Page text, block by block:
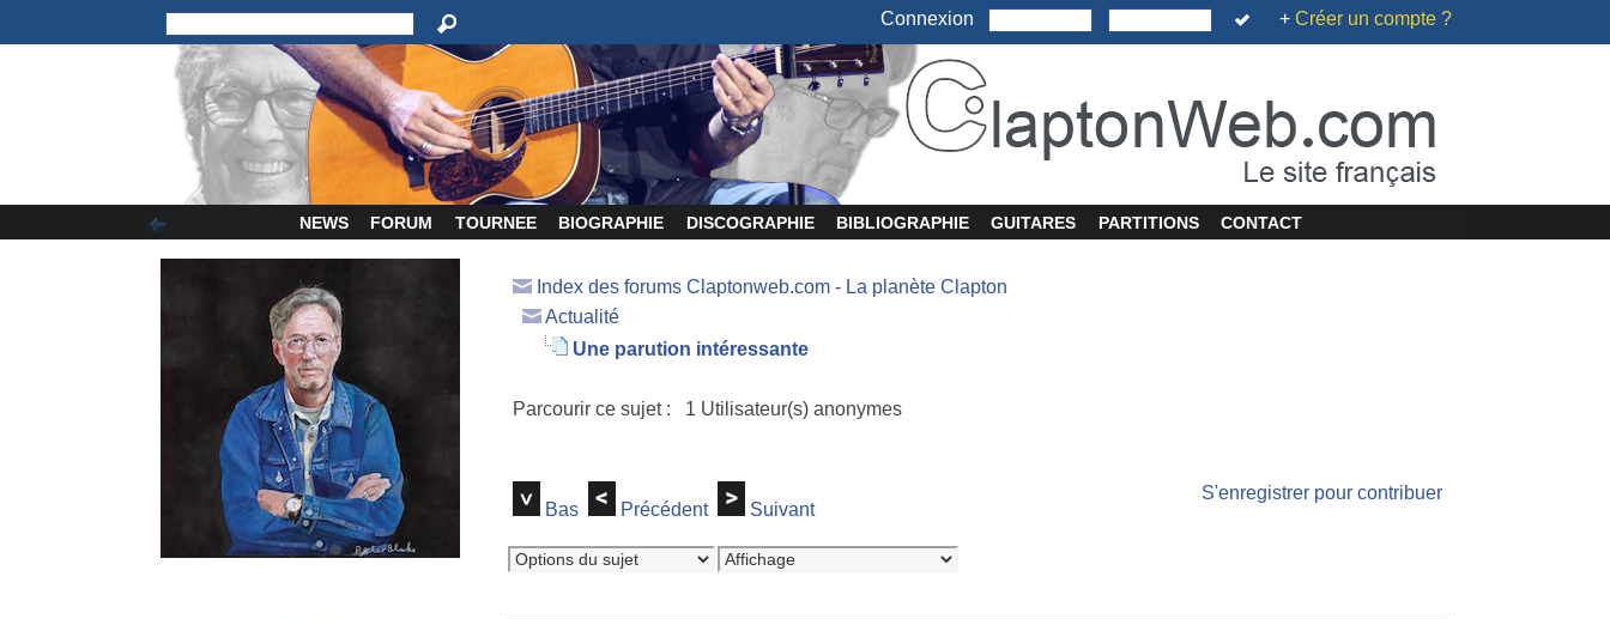
Connexion + Créer un compte ?
NEWS FORUM TOURNEE BIOGRAPHIE DISCOGRAPHIE BIBLIOGRAPHIE GUITARES PARTITIONS CONTACT
Index des forums Claptonweb.com - La planète Clapton
Actualité
Une parution intéressante
Parcourir ce sujet : 1 Utilisateur(s) anonymes
Bas Précédent Suivant
S'enregistrer pour contribuer